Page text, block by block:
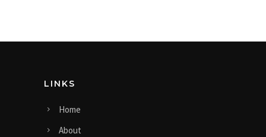
LINKS
Home
About